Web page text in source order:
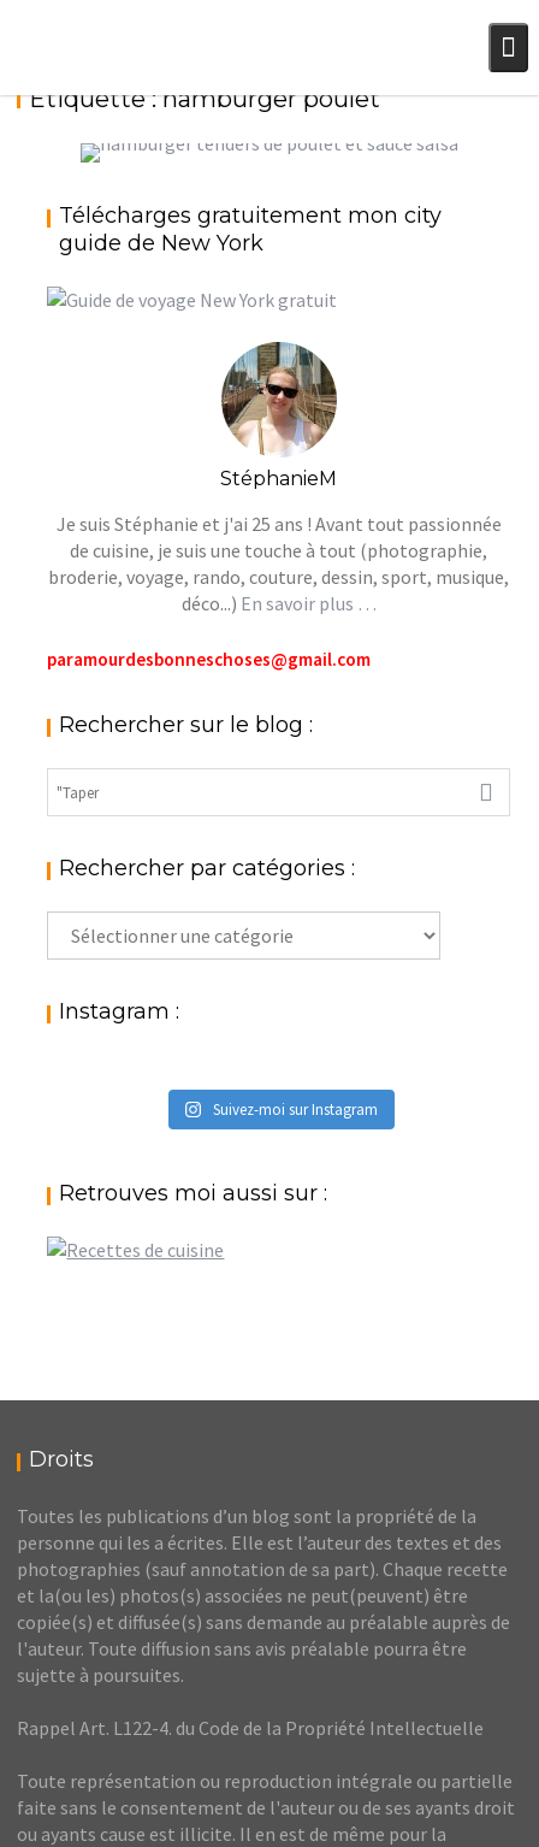
Étiquette :hamburger poulet
HAMBURGERS TENDERS DE POULET ET SAUCE
SALSA
Télécharges gratuitement mon city
guide de New York
StéphanieM
Je suis Stéphanie et j'ai 25 ans ! Avant tout passionnée
de cuisine, je suis une touche à tout (photographie,
broderie, voyage, rando, couture, dessin, sport, musique,
déco...) En savoir plus …
paramourdesbonneschoses@gmail.com
Rechercher sur le blog :
Rechercher par catégories :
Rechercher
par
: Instagram :
Suivez-moi sur Instagram
Retrouves moi aussi sur :
Droits
Toutes les publications d’un blog sont la propriété de la
personne qui les a écrites. Elle est l’auteur des textes et des
photographies (sauf annotation de sa part). Chaque recette
et la(ou les) photos(s) associées ne peut(peuvent) être
copiée(s) et diffusée(s) sans demande au préalable auprès de
l'auteur. Toute diffusion sans avis préalable pourra être
sujette à poursuites.
Rappel Art. L122-4. du Code de la Propriété Intellectuelle
Toute représentation ou reproduction intégrale ou partielle
faite sans le consentement de l'auteur ou de ses ayants droit
ou ayants cause est illicite. Il en est de même pour la